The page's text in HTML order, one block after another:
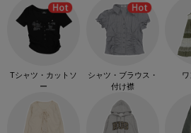
Tシャツ・カットソ
ー
シャツ・ブラウス・
付け襟